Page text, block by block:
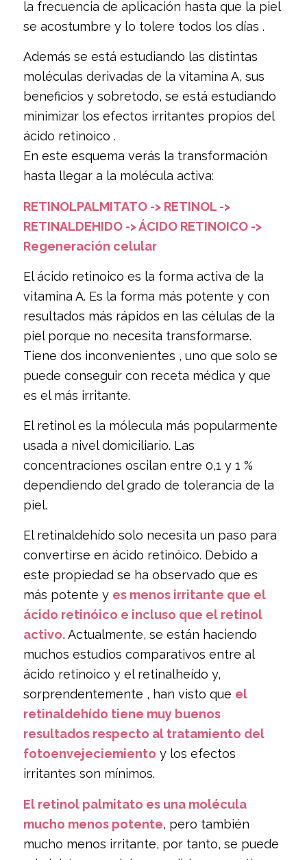
la frecuencia de aplicación hasta que la piel
se acostumbre y lo tolere todos los días .
Además se está estudiando las distintas
moléculas derivadas de la vitamina A, sus
beneficios y sobretodo, se está estudiando
minimizar los efectos irritantes propios del
ácido retinoico .
En este esquema verás la transformación
hasta llegar a la molécula activa:
RETINOLPALMITATO -> RETINOL ->
RETINALDEHIDO -> ÁCIDO RETINOICO ->
Regeneración celular
El ácido retinoico es la forma activa de la
vitamina A. Es la forma más potente y con
resultados más rápidos en las células de la
piel porque no necesita transformarse.
Tiene dos inconvenientes , uno que solo se
puede conseguir con receta médica y que
es el más irritante.
El retinol es la mólecula más popularmente
usada a nivel domiciliario. Las
concentraciones oscilan entre 0,1 y 1 %
dependiendo del grado de tolerancia de la
piel.
El retinaldehído solo necesita un paso para
convertirse en ácido retinóico. Debido a
este propiedad se ha observado que es
más potente y es menos irritante que el
ácido retinóico e incluso que el retinol
activo.Actualmente, se están haciendo
muchos estudios comparativos entre al
ácido retinoico y el retinalheído y,
sorprendentemente , han visto que el
retinaldehído tiene muy buenos
resultados respecto al tratamiento del
fotoenvejeciemiento y los efectos
irritantes son mínimos.
El retinol palmitato es una molécula
mucho menos potente, pero también
mucho menos irritante, por tanto, se puede